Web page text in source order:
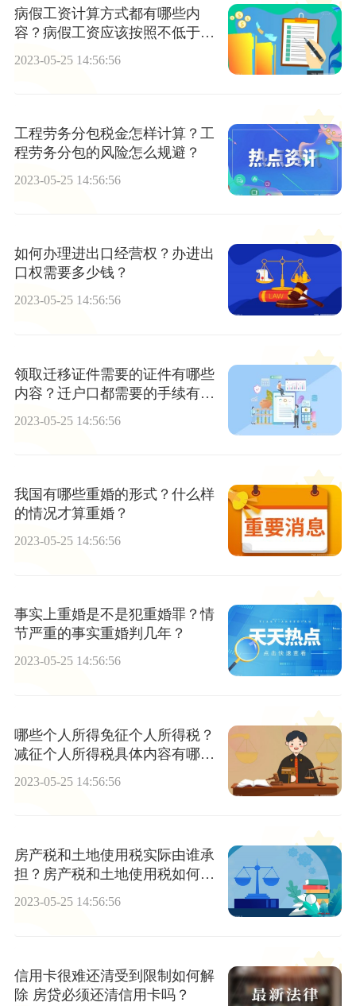
病假工资计算方式都有哪些内
容？病假工资应该按照不低于当
2023-05-25 14:56:56
工程劳务分包税金怎样计算？工
程劳务分包的风险怎么规避？
2023-05-25 14:56:56
如何办理进出口经营权？办进出
口权需要多少钱？
2023-05-25 14:56:56
领取迁移证件需要的证件有哪些
内容？迁户口都需要的手续有哪
2023-05-25 14:56:56
我国有哪些重婚的形式？什么样
的情况才算重婚？
2023-05-25 14:56:56
事实上重婚是不是犯重婚罪？情
节严重的事实重婚判几年？
2023-05-25 14:56:56
哪些个人所得免征个人所得税？
减征个人所得税具体内容有哪
2023-05-25 14:56:56
房产税和土地使用税实际由谁承
担？房产税和土地使用税如何做
账？
2023-05-25 14:56:56
信用卡很难还清受到限制如何解
除 房贷必须还清信用卡吗？